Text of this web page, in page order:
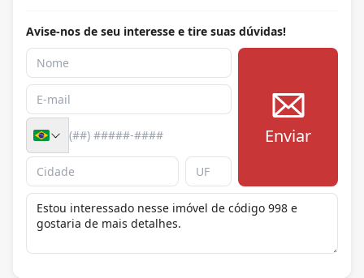
Avise-nos de seu interesse e tire suas dúvidas!
Enviar